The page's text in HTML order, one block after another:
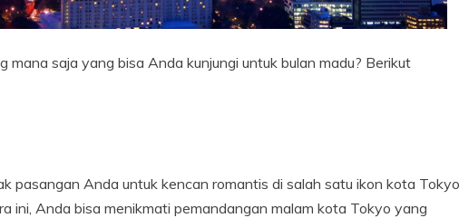
mana saja yang bisa Anda kunjungi untuk bulan madu? Berikut
pasangan Anda untuk kencan romantis di salah satu ikon kota Tokyo
ini, Anda bisa menikmati pemandangan malam kota Tokyo yang